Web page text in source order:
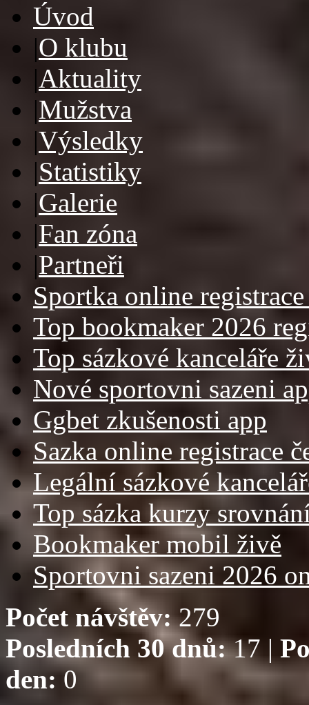
Úvod
|O klubu
|Aktuality
|Mužstva
|Výsledky
|Statistiky
|Galerie
|Fan zóna
|Partneři
Sportka online
Top bookmaker 2026
Top sázkové kanceláře
Nové sportovni sazeni
Ggbet zkušenosti app
Sazka online registrace
Legální sázkové
Top sázka kurzy
Bookmaker mobil živě
Sportovni sazeni 2026
Počet návštěv:279
Posledních 30 dnů:17 |
den:0